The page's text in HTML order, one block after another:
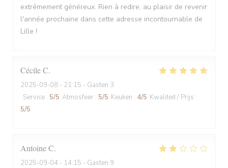
extrêmement généreux. Rien à redire, au plaisir de revenir
l'année prochaine dans cette adresse incontournable de
Lille !
CécileC
2025-09-08 - 21:15 - Gasten 3
Service : 5/5 Atmosfeer : 5/5 Keuken : 4/5 Kwaliteit / Prijs :
5/5
AntoineC
2025-09-04 - 14:15 - Gasten 9